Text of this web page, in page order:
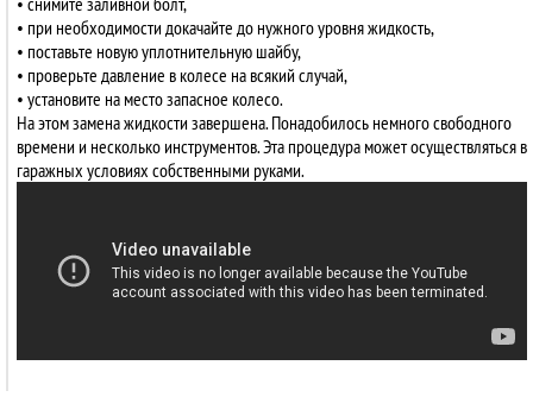
• при необходимости докачайте до нужного уровня жидкость,
• поставьте новую уплотнительную шайбу,
• проверьте давление в колесе на всякий случай,
• установите на место запасное колесо.
На этом замена жидкости завершена. Понадобилось немного свободного
времени и несколько инструментов. Эта процедура может осуществляться в
гаражных условиях собственными руками.